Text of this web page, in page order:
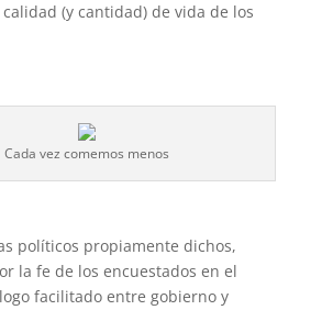
(y cantidad) de vida de los
Cada vez comemos menos
políticos propiamente dichos,
la fe de los encuestados en el
facilitado entre gobierno y